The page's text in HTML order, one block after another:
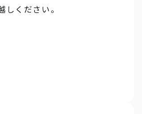
しください。